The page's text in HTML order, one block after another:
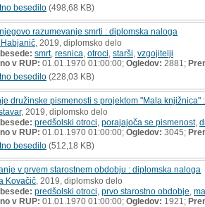
besedilo (498,68 KB)
razumevanje smrti : diplomska naloga
, 2019, diplomsko delo
smrt, resnica otroci starši vzgojitelji
v RUP: 01.01.1970 01:00:00; Ogledov: 2881;
besedilo (228,03 KB)
družinske pismenosti s projektom "Mala knjižnica"
, 2019, diplomsko delo
predšolski otroci porajajoča se pismenost,
v RUP: 01.01.1970 01:00:00; Ogledov: 3045;
besedilo (512,18 KB)
v prvem starostnem obdobju : diplomska naloga
Kovačič , 2019, diplomsko delo
predšolski otroci prvo starostno obdobje
v RUP: 01.01.1970 01:00:00; Ogledov: 1921;